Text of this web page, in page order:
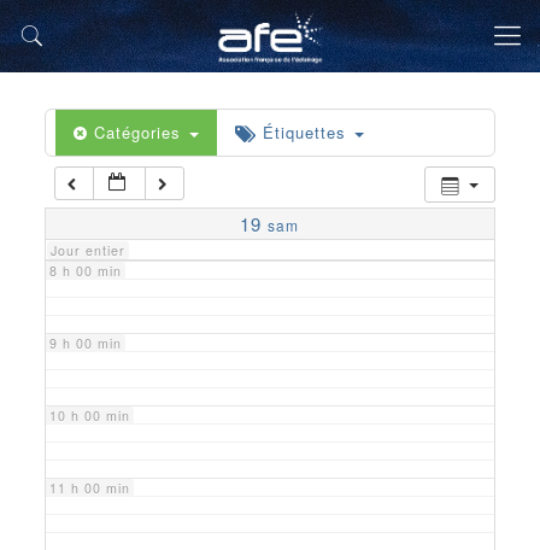
Catégories Étiquettes
19 sam
Jour entier
5 h 00 min
6 h 00 min
7 h 00 min
8 h 00 min
9 h 00 min
10 h 00 min
11 h 00 min